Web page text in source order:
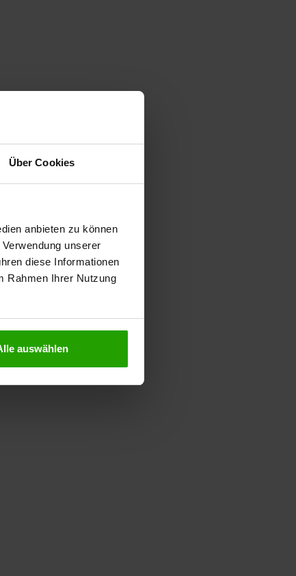
Über Cookies
anbieten zu können
unserer
diese Informationen
Rahmen Ihrer Nutzung
auswählen